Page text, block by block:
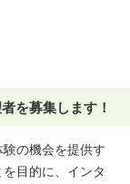
を募集します！
の機会を提供す
目的に、インタ